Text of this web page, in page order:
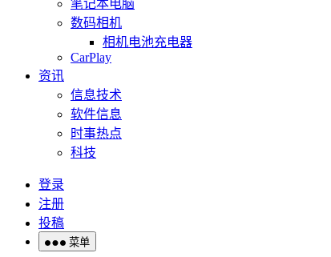
笔记本电脑
数码相机
相机电池充电器
CarPlay
资讯
信息技术
软件信息
时事热点
科技
登录
注册
投稿
菜单